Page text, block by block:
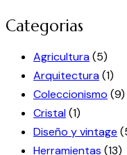
Categorias
Agricultura(5)
Arquitectura(1)
Coleccionismo (9)
Cristal(1)
Diseño y vintage
Herramientas (13)